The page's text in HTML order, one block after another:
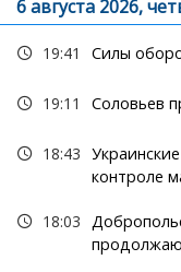
6 августа 2026,
19:41 Силы
19:11 Соловьев
18:43
контроле
18:03